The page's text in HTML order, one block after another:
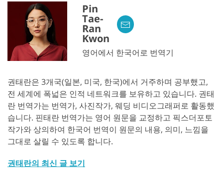
Pin
Tae-
Ran
Kwon
영어에서 한국어로 번역기
권태란은 3개국(일본, 미국, 한국)에서 거주하며 공부했고,
전 세계에 폭넓은 인적 네트워크를 보유하고 있습니다. 권태
란 번역가는 번역가, 사진작가, 웨딩 비디오그래퍼로 활동했
습니다. 핀태란 번역가는 영어 원문을 교정하고 픽스더포토
작가와 상의하여 한국어 번역이 원문의 내용, 의미, 느낌을
그대로 살릴 수 있도록 합니다.
권태란의 최신 글 보기